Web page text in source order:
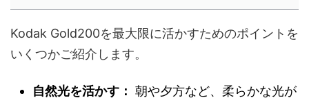
Kodak Gold200を最大限に活かすためのポイントを
いくつかご紹介します。
自然光を活かす： 朝や夕方など、柔らかな光が